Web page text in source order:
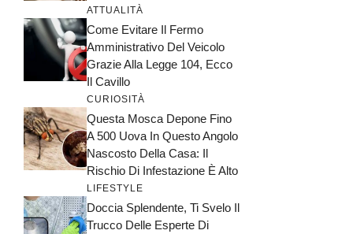
ATTUALITÀ
Come Evitare Il Fermo
Amministrativo Del Veicolo
Grazie Alla Legge 104, Ecco
Il Cavillo
CURIOSITÀ
Questa Mosca Depone Fino
A 500 Uova In Questo Angolo
Nascosto Della Casa: Il
Rischio Di Infestazione È Alto
LIFESTYLE
Doccia Splendente, Ti Svelo Il
Trucco Delle Esperte Di